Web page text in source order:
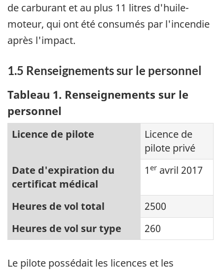
de carburant et au plus 11 litres d'huile-
moteur, qui ont été consumés par l'incendie
après l'impact.
1.5 Renseignements sur le personnel
Tableau 1. Renseignements sur le
personnel
Licence de pilote
Licence de
pilote privé
Date d'expiration du
certificat médical
1 er avril 2017
Heures de vol total
2500
Heures de vol sur type
260
Le pilote possédait les licences et les